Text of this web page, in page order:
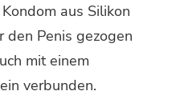
aus Silikon
Penis gezogen
mit einem
verbunden.